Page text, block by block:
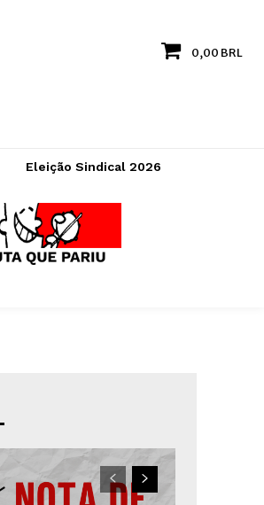
0,00 BRL
Eleição Sindical 2026